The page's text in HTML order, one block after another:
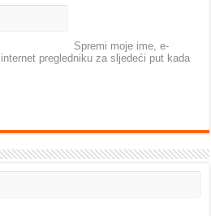
Spremi moje ime, e-
pregledniku za sljedeći put kada